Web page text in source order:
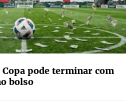
pode terminar com
bolso